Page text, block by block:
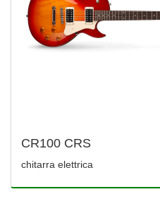
CR100 CRS
chitarra elettrica